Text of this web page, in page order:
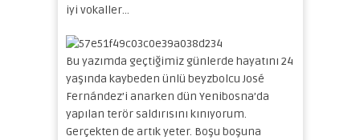
iyi vokaller…
Bu yazımda geçtiğimiz günlerde hayatını 24
yaşında kaybeden ünlü beyzbolcu José
Fernández’i anarken dün Yenibosna’da
yapılan terör saldırısını kınıyorum.
Gerçekten de artık yeter. Boşu boşuna